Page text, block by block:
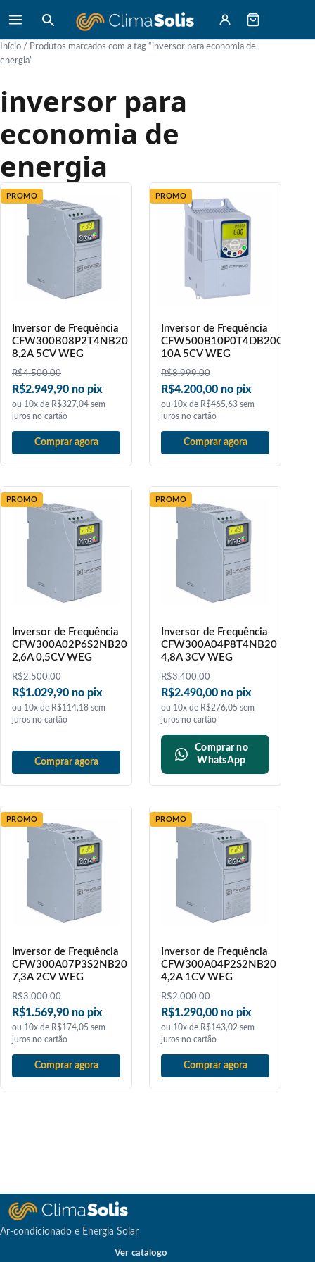
Início / Produtos marcados com a tag “inversor para economia de
energia”
inversor para
economia de
energia
PROMO
Inversor de Frequência
CFW300B08P2T4NB20
8,2A 5CV WEG
R$4.500,00
R$2.949,90 no pix
ou 10x de R$327,04 sem
juros no cartão
Comprar agora
PROMO
Inversor de Frequência
CFW500B10P0T4DB20G2
10A 5CV WEG
R$8.999,00
R$4.200,00 no pix
ou 10x de R$465,63 sem
juros no cartão
Comprar agora
PROMO
Inversor de Frequência
CFW300A02P6S2NB20
2,6A 0,5CV WEG
R$2.500,00
R$1.029,90 no pix
ou 10x de R$114,18 sem
juros no cartão
Comprar agora
PROMO
Inversor de Frequência
CFW300A04P8T4NB20
4,8A 3CV WEG
R$3.400,00
R$2.490,00 no pix
ou 10x de R$276,05 sem
juros no cartão
Comprar no
WhatsApp
PROMO
Inversor de Frequência
CFW300A07P3S2NB20
7,3A 2CV WEG
R$3.000,00
R$1.569,90 no pix
ou 10x de R$174,05 sem
juros no cartão
Comprar agora
PROMO
Inversor de Frequência
CFW300A04P2S2NB20
4,2A 1CV WEG
R$2.000,00
R$1.290,00 no pix
ou 10x de R$143,02 sem
juros no cartão
Comprar agora
Ar-condicionado e Energia Solar
Ver catalogo